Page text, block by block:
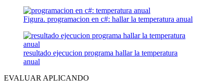
Figura. programacion en c#: hallar la temperatura anual
resultado ejecucion programa hallar la temperatura
anual
EVALUAR APLICANDO